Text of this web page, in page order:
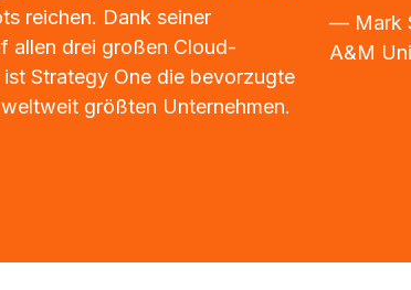
reichen. Dank seiner
allen drei großen Cloud-
Strategy One die bevorzugte
größten Unternehmen.
— Mark
A&M